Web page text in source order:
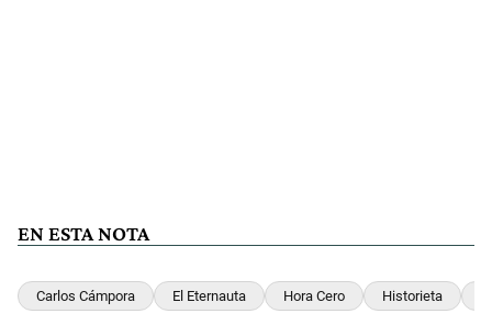
EN ESTA NOTA
Carlos Cámpora El Eternauta Hora Cero Historieta